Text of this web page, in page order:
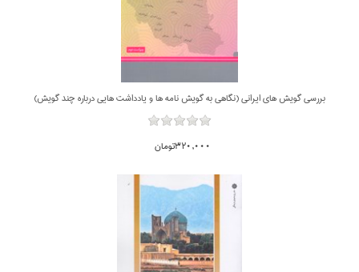
بررسي گويش هاي ايراني (نگاهي به گويش نامه ها و يادداشت هايي درباره چند گويش)
320,000تومان